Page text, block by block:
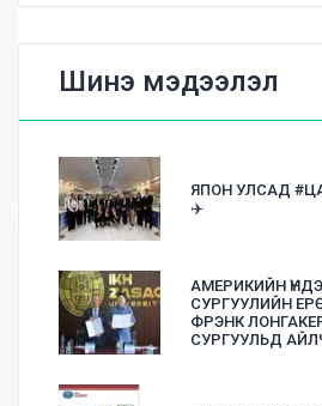
Шинэ мэдээлэл
ЯПОН УЛСАД
✈️
АМЕРИКИЙН
СУРГУУЛИЙН
ФРЭНК
СУРГУУЛЬД